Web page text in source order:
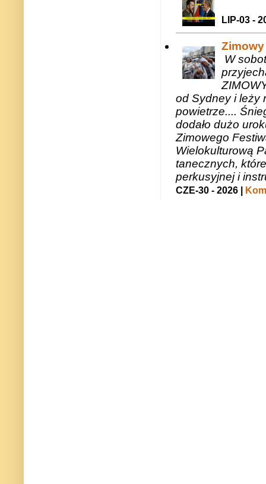
LIP-03 -
W
od Sydney i leży
powietrze....
dodało dużo
Zimowego
Wielokulturową
tanecznych,
perkusyjnej i
CZE-30 - 2026 |